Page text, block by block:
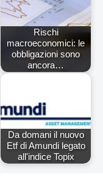
Rischi
macroeconomici: le
obbligazioni sono
ancora…
Da domani il nuovo
Etf di Amundi legato
all'indice Topix